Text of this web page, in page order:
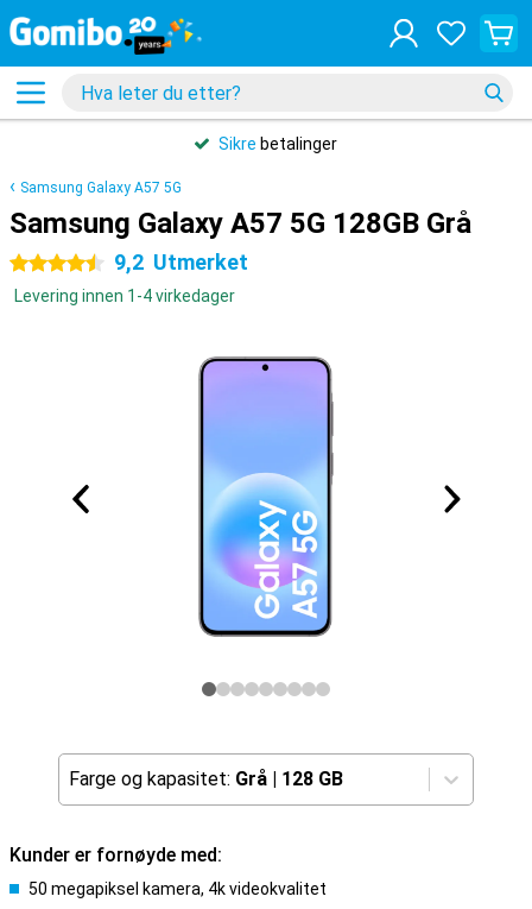
Sikre betalinger
Samsung Galaxy A57 5G
Samsung Galaxy A57 5G 128GB Grå
4.5 stjerner 9,2 Utmerket
Levering innen 1-4 virkedager
Farge og kapasitet: Grå | 128 GB
Kunder er fornøyde med:
50 megapiksel kamera, 4k videokvalitet